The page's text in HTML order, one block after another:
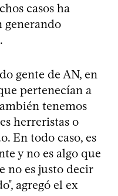
casos ha
generando
gente de AN, en
pertenecían a
tenemos
herreristas o
En todo caso, es
y no es algo que
no es justo decir
agregó el ex